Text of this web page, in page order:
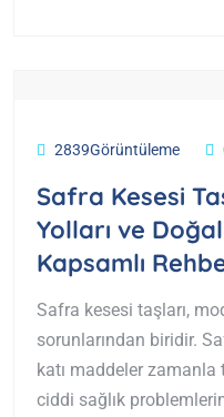
2839Görüntüleme
Safra Kesesi
Yolları ve
Kapsamlı
Safra kesesi taşları,
sorunlarından biridir.
katı maddeler
ciddi sağlık